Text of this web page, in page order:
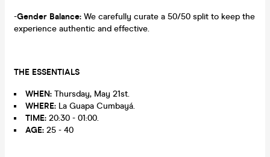
-Gender Balance: We carefully curate a 50/50 split to keep the
experience authentic and effective.
THE ESSENTIALS
WHEN: Thursday, May 21st.
WHERE: La Guapa Cumbayá.
TIME: 20:30 - 01:00.
AGE: 25 - 40